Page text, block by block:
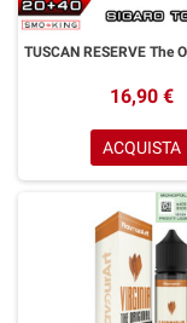
16,90 €
ACQUISTA